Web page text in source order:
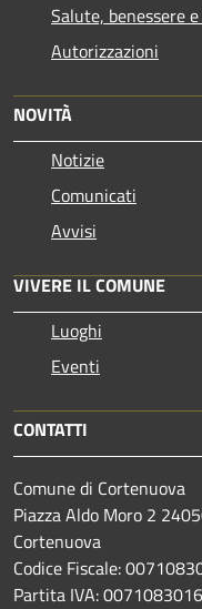
Salute, benessere
Autorizzazioni
NOVITÀ
Notizie
Comunicati
Avvisi
VIVERE IL COMUNE
Luoghi
Eventi
CONTATTI
Comune di Cortenuova
Piazza Aldo Moro 2
Cortenuova
Codice Fiscale:
Partita IVA: